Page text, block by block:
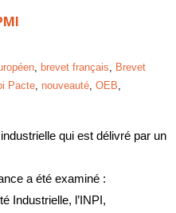
brevet français
Brevet
Pacte nouveauté OEB
qui est délivré par un
a été examiné :
Industrielle, l’INPI,